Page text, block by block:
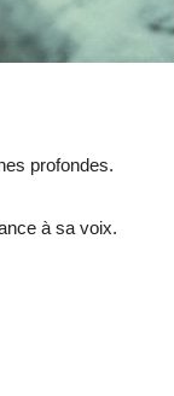
profondes.
à sa voix.